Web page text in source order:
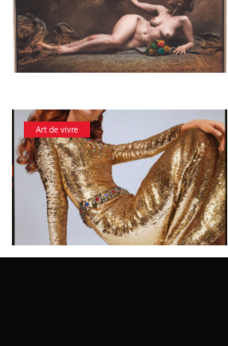
Art de vivre